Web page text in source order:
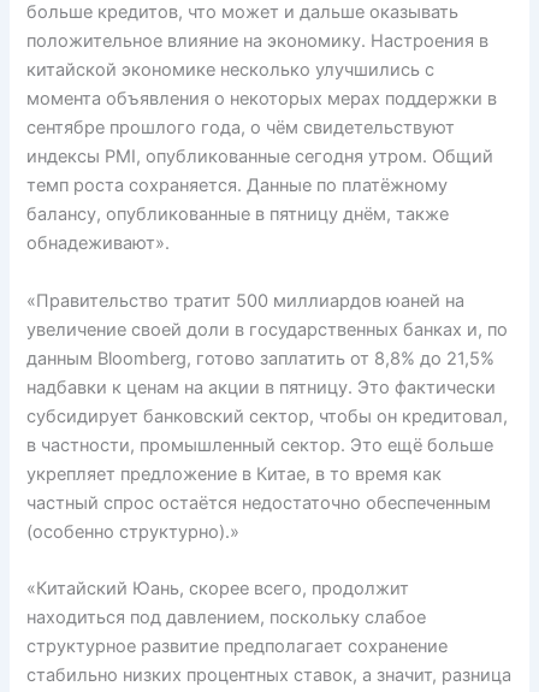
больше кредитов, что может и дальше оказывать
положительное влияние на экономику. Настроения в
китайской экономике несколько улучшились с
момента объявления о некоторых мерах поддержки в
сентябре прошлого года, о чём свидетельствуют
индексы PMI, опубликованные сегодня утром. Общий
темп роста сохраняется. Данные по платёжному
балансу, опубликованные в пятницу днём, также
обнадеживают».
«Правительство тратит 500 миллиардов юаней на
увеличение своей доли в государственных банках и, по
данным Bloomberg, готово заплатить от 8,8% до 21,5%
надбавки к ценам на акции в пятницу. Это фактически
субсидирует банковский сектор, чтобы он кредитовал,
в частности, промышленный сектор. Это ещё больше
укрепляет предложение в Китае, в то время как
частный спрос остаётся недостаточно обеспеченным
(особенно структурно).»
«Китайский Юань, скорее всего, продолжит
находиться под давлением, поскольку слабое
структурное развитие предполагает сохранение
стабильно низких процентных ставок, а значит, разница